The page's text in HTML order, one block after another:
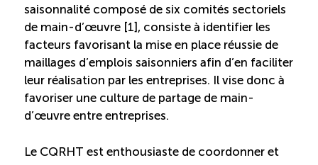
Apprentissage en milieu de travail
Reconnaissance des compétences
Bilan et reconnaissance des acquis
Initiatives
saisonnalité composé de six comités sectoriels
de main-d’œuvre [1], consiste à identifier les
facteurs favorisant la mise en place réussie de
maillages d’emplois saisonniers afin d’en faciliter
leur réalisation par les entreprises. Il vise donc à
favoriser une culture de partage de main-
d’œuvre entre entreprises.
Le CQRHT est enthousiaste de coordonner et